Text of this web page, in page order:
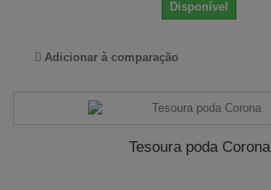
Disponível
Adicionar à comparação
Tesoura poda Corona